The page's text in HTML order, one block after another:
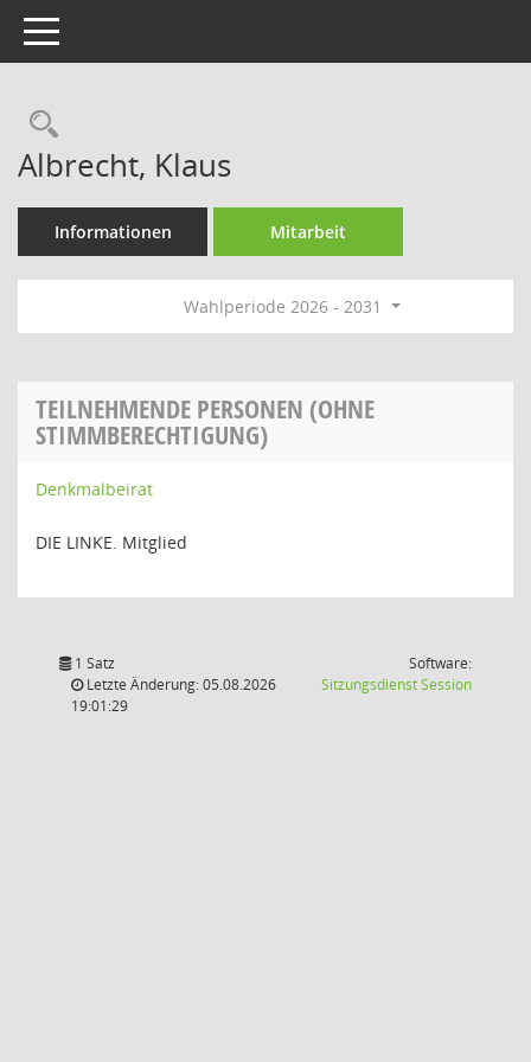
Toggle navigation
Rechercheauswahl
Albrecht, Klaus
Informationen Mitarbeit
Wahlperiode 2026 - 2031
TEILNEHMENDE PERSONEN (OHNE
STIMMBERECHTIGUNG)
Denkmalbeirat
DIE LINKE. Mitglied
1 Satz
Letzte Änderung: 05.08.2026
19:01:29
Software:
SitzungsdienstSession(Wird in